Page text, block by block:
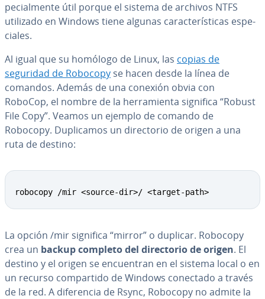
pe­cia­l­me­n­te útil porque el sistema de archivos NTFS
utilizado en Windows tiene algunas ca­ra­c­te­rí­s­ti­cas es­pe­
cia­les.
Al igual que su homólogo de Linux, las copias de
seguridad de Robocopy se hacen desde la línea de
comandos. Además de una conexión obvia con
RoboCop, el nombre de la he­rra­mie­n­ta significa “Robust
File Copy”. Veamos un ejemplo de comando de
Robocopy. Du­pli­ca­mos un di­re­c­to­rio de origen a una
ruta de destino:
robocopy /mir <source-dir>/ <target-path>
La opción /mir significa “mirror” o duplicar. Robocopy
crea un backup completo del di­re­c­to­rio de origen. El
destino y el origen se en­cue­n­tran en el sistema local o en
un recurso co­m­pa­r­ti­do de Windows conectado a través
de la red. A di­fe­re­n­cia de Rsync, Robocopy no admite la